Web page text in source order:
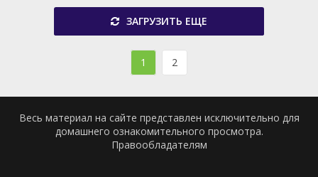
ЗАГРУЗИТЬ ЕЩЕ
1 2
Весь материал на сайте представлен исключительно для
домашнего ознакомительного просмотра.
Правообладателям